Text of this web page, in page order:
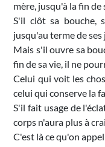
mère, jusqu'à la fin de
S'il clôt sa bouche,
jusqu'au terme de
Mais s'il ouvre sa
fin de sa vie, il ne
Celui qui voit les
celui qui conserve la
S'il fait usage de
corps n'aura plus à
C'est là ce qu'on